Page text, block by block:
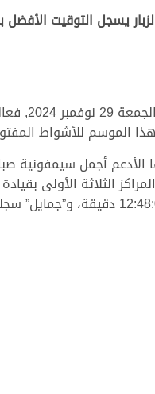
يسجل التوقيت
المفتوحة المنافسة من مسافة الـ 8
أجمل سيمفونية
الثلاثة الأولى